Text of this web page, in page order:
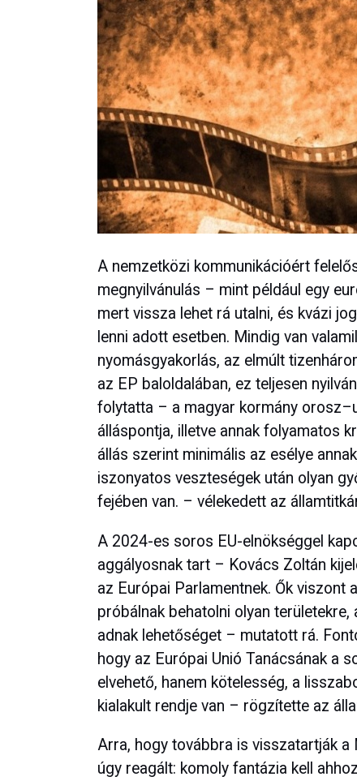
A nemzetközi kommunikációért
megnyilvánulás – mint például egy
mert vissza lehet rá utalni, és kvázi
lenni adott esetben. Mindig van
nyomásgyakorlás, az elmúlt
az EP baloldalában, ez teljesen
folytatta – a magyar kormány
álláspontja, illetve annak folyamatos
állás szerint minimális az esélye
iszonyatos veszteségek után olyan
fejében van. – vélekedett az
A 2024-es soros EU-elnökséggel
aggályosnak tart – Kovács Zoltán
az Európai Parlamentnek. Ők viszont
próbálnak behatolni olyan
adnak lehetőséget – mutatott rá.
hogy az Európai Unió Tanácsának a
elvehető, hanem kötelesség, a
kialakult rendje van – rögzítette az
Arra, hogy továbbra is visszatartják
úgy reagált: komoly fantázia kell